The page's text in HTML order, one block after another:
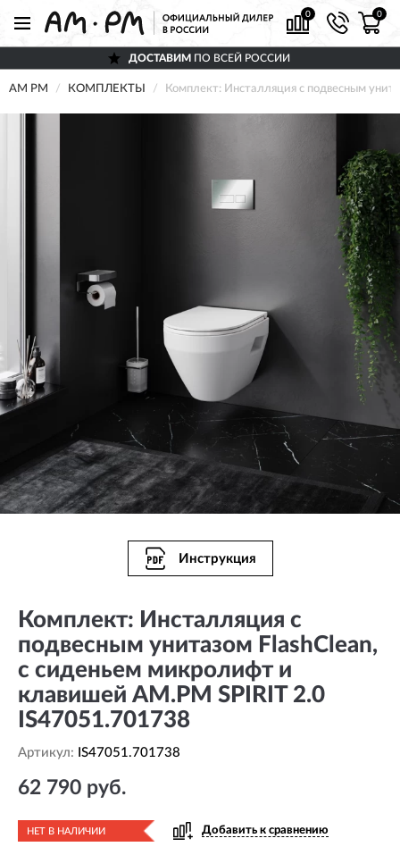
0 0
ДОСТАВИМ ПО ВСЕЙ РОССИИ
AM PM КОМПЛЕКТЫ Комплект: Инсталляция с подвесным
Инструкция
Комплект: Инсталляция с
подвесным унитазом FlashClean,
с сиденьем микролифт и
клавишей AM.PM SPIRIT 2.0
IS47051.701738
Артикул: IS47051.701738
62 790 руб.
НЕТ В НАЛИЧИИ Добавить к сравнению